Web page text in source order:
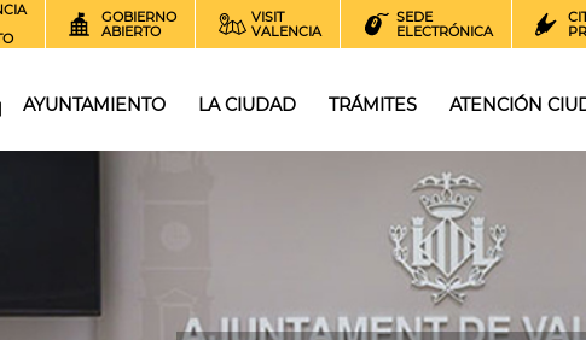
GOBIERNO
ABIERTO
VISIT
VALENCIA
SEDE
ELECTRÓNICA
AYUNTAMIENTO LA CIUDAD TRÁMITES ATENCIÓN